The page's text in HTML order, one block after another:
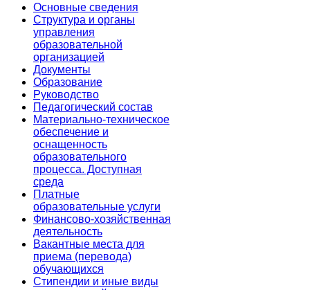
Основные сведения
Структура и органы
управления
образовательной
организацией
Документы
Образование
Руководство
Педагогический состав
Материально-техническое
обеспечение и
оснащенность
образовательного
процесса. Доступная
среда
Платные
образовательные услуги
Финансово-хозяйственная
деятельность
Вакантные места для
приема (перевода)
обучающихся
Стипендии и иные виды